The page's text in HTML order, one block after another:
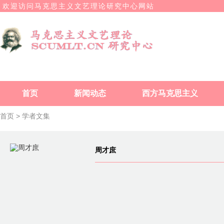
欢迎访问马克思主义文艺理论研究中心网站
首页 新闻动态 西方马克思主义
首页 > 学者文集
周才庶